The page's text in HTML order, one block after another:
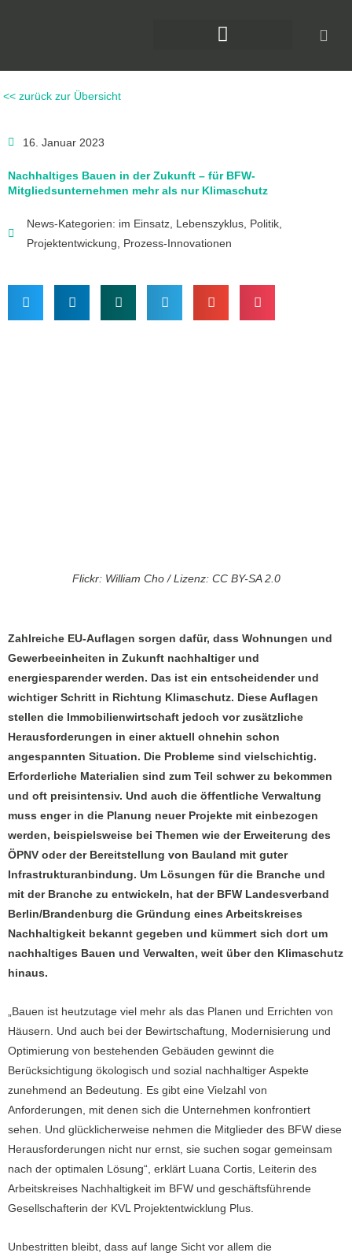
<< zurück zur Übersicht
16. Januar 2023
Nachhaltiges Bauen in der Zukunft – für BFW-
Mitgliedsunternehmen mehr als nur Klimaschutz
News-Kategorien: im Einsatz Lebenszyklus Politik
Projektentwickung
Prozess-Innovationen
Flickr: William Cho / Lizenz: CC BY-SA 2.0
Zahlreiche EU-Auflagen sorgen dafür, dass Wohnungen und
Gewerbeeinheiten in Zukunft nachhaltiger und
energiesparender werden. Das ist ein entscheidender und
wichtiger Schritt in Richtung Klimaschutz. Diese Auflagen
stellen die Immobilienwirtschaft jedoch vor zusätzliche
Herausforderungen in einer aktuell ohnehin schon
angespannten Situation. Die Probleme sind vielschichtig.
Erforderliche Materialien sind zum Teil schwer zu bekommen
und oft preisintensiv. Und auch die öffentliche Verwaltung
muss enger in die Planung neuer Projekte mit einbezogen
werden, beispielsweise bei Themen wie der Erweiterung des
ÖPNV oder der Bereitstellung von Bauland mit guter
Infrastrukturanbindung. Um Lösungen für die Branche und
mit der Branche zu entwickeln, hat der BFW Landesverband
Berlin/Brandenburg die Gründung eines Arbeitskreises
Nachhaltigkeit bekannt gegeben und kümmert sich dort um
nachhaltiges Bauen und Verwalten, weit über den Klimaschutz
hinaus.
„Bauen ist heutzutage viel mehr als das Planen und Errichten von
Häusern. Und auch bei der Bewirtschaftung, Modernisierung und
Optimierung von bestehenden Gebäuden gewinnt die
Berücksichtigung ökologisch und sozial nachhaltiger Aspekte
zunehmend an Bedeutung. Es gibt eine Vielzahl von
Anforderungen, mit denen sich die Unternehmen konfrontiert
sehen. Und glücklicherweise nehmen die Mitglieder des BFW diese
Herausforderungen nicht nur ernst, sie suchen sogar gemeinsam
nach der optimalen Lösung“, erklärt Luana Cortis, Leiterin des
Arbeitskreises Nachhaltigkeit im BFW und geschäftsführende
Gesellschafterin der KVL Projektentwicklung Plus.
Unbestritten bleibt, dass auf lange Sicht vor allem die